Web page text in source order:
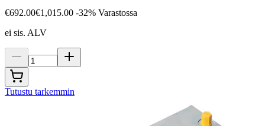
€692.00€1,015.00 -32% Varastossa
ei sis. ALV
Tutustu tarkemmin